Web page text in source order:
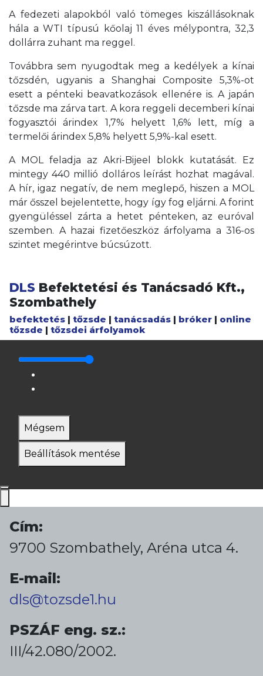
A fedezeti alapokból való tömeges kiszállásoknak
hála a WTI típusú kőolaj 11 éves mélypontra, 32,3
dollárra zuhant ma reggel.
Továbbra sem nyugodtak meg a kedélyek a kínai
tőzsdén, ugyanis a Shanghai Composite 5,3%-ot
esett a pénteki beavatkozások ellenére is. A japán
tőzsde ma zárva tart. A kora reggeli decemberi kínai
fogyasztói árindex 1,7% helyett 1,6% lett, míg a
termelői árindex 5,8% helyett 5,9%-kal esett.
A MOL feladja az Akri-Bijeel blokk kutatását. Ez
mintegy 440 millió dolláros leírást hozhat magával.
A hír, igaz negatív, de nem meglepő, hiszen a MOL
már ősszel bejelentette, hogy így fog eljárni. A forint
gyengüléssel zárta a hetet pénteken, az euróval
szemben. A hazai fizetőeszköz árfolyama a 316-os
szintet megérintve búcsúzott.
DLS Befektetési és Tanácsadó Kft.,
Szombathely
befektetés | tőzsde | tanácsadás | bróker | online
tőzsde | tőzsdei árfolyamok
Mégsem
Beállítások mentése
Cím:
9700 Szombathely, Aréna utca 4.
E-mail:
dls@tozsde1.hu
PSZÁF eng. sz.:
III/42.080/2002.